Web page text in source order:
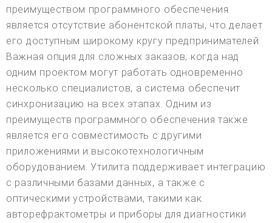
преимуществом программного обеспечения
является отсутствие абонентской платы, что делает
его доступным широкому кругу предпринимателей.
Важная опция для сложных заказов, когда над
одним проектом могут работать одновременно
несколько специалистов, а система обеспечит
синхронизацию на всех этапах. Одним из
преимуществ программного обеспечения также
является его совместимость с другими
приложениями и высокотехнологичным
оборудованием. Утилита поддерживает интеграцию
с различными базами данных, а также с
оптическими устройствами, такими как
авторефрактометры и приборы для диагностики